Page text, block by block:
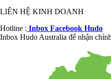
LIÊN HỆ KINH DOANH
Hotline : Inbox Facebook Hudo
Inbox Hudo Australia để nhận